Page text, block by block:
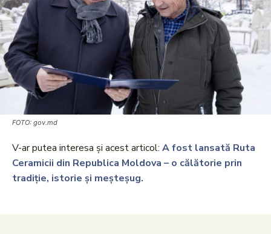
FOTO: gov.md
V-ar putea interesa și acest articol: A fost lansată Ruta
Ceramicii din Republica Moldova – o călătorie prin
tradiție, istorie și meșteșug.